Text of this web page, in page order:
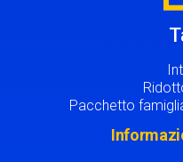
Pacchetto